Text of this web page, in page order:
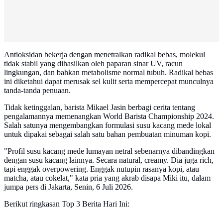
Antioksidan bekerja dengan menetralkan radikal bebas, molekul
tidak stabil yang dihasilkan oleh paparan sinar UV, racun
lingkungan, dan bahkan metabolisme normal tubuh. Radikal bebas
ini diketahui dapat merusak sel kulit serta mempercepat munculnya
tanda-tanda penuaan.
Tidak ketinggalan, barista Mikael Jasin berbagi cerita tentang
pengalamannya memenangkan World Barista Championship 2024.
Salah satunya mengembangkan formulasi susu kacang mede lokal
untuk dipakai sebagai salah satu bahan pembuatan minuman kopi.
"Profil susu kacang mede lumayan netral sebenarnya dibandingkan
dengan susu kacang lainnya. Secara natural, creamy. Dia juga rich,
tapi enggak overpowering. Enggak nutupin rasanya kopi, atau
matcha, atau cokelat," kata pria yang akrab disapa Miki itu, dalam
jumpa pers di Jakarta, Senin, 6 Juli 2026.
Berikut ringkasan Top 3 Berita Hari Ini: